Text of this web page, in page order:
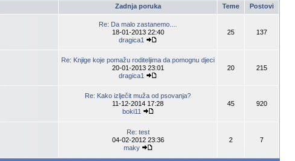
Zadnja poruka Teme Postovi
Re: Da malo zastanemo....
18-01-2013 22:40
dragica1
25 137
Re: Knjige koje pomažu roditeljima da pomognu djeci
20-01-2013 23:01
dragica1
20 215
Re: Kako izlječit muža od psovanja?
11-12-2014 17:28
boki11
45 920
Re: test
04-02-2012 23:36
maky
2 7